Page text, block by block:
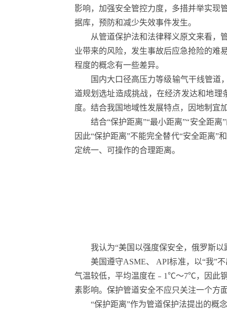
影响，加强安全管控力度，多措并举实现
据库，预防和减少失效事件发生。
从管道保护法和法律释义原文来看，
业带来的风险，发生事故后应急抢险的难
程度的概念有一些差异。
国内大口径高压力等级输气干线管道
道规划选址造成挑战，在经济发达和地
度。结合我国地域性发展特点，因地制宜
结合“保护距离”“最小距离”“安全距
因此“保护距离”不能完全替代“安全距离
定统一、可操作的合理距离。
我认为“美国以强度保安全，俄罗斯
美国遵守ASME、 API标准，以“我”
气温较低，平均温度在﹣1℃～7℃，因此
素影响。保护管道安全不应只关注一个方
“保护距离”作为管道保护法提出的概